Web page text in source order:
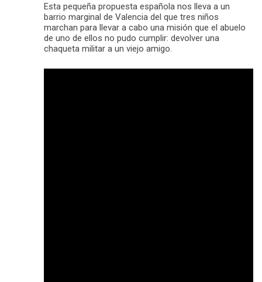
Esta pequeña propuesta española nos lleva a un
barrio marginal de Valencia del que tres niños
marchan para llevar a cabo una misión que el abuelo
de uno de ellos no pudo cumplir: devolver una
chaqueta militar a un viejo amigo.